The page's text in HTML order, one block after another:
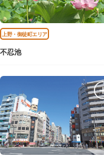
上野・御徒町エリア
不忍池